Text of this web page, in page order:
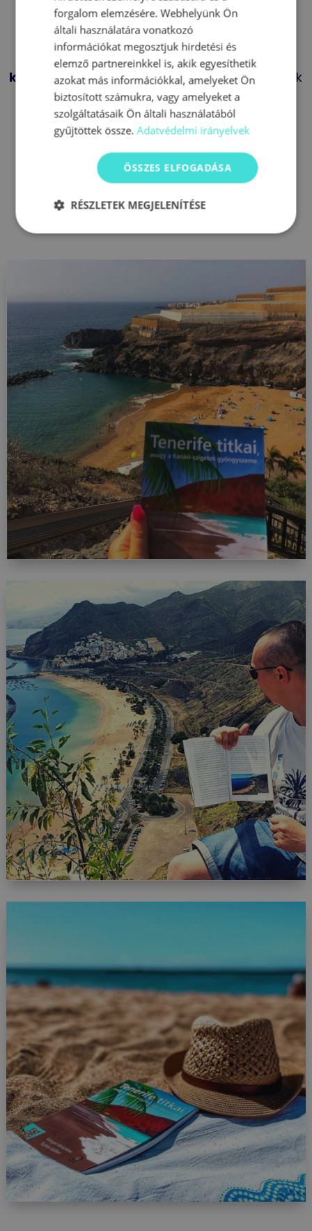
nehéz időszakában.
De ennek ellenére mártöbb tucat képet
kaptunk tőletek, hogy a könyvünkkel fedezitek
fel Tenerife ezer arcát.
Igazán szuper érzés, hogy ennyi pozitív
visszajelzést kapunk.
Ne halogasd szerezd be te is saját
példányod.
forgalom elemzésére. Webhelyünk Ön
általi használatára vonatkozó
információkat megosztjuk hirdetési és
elemző partnereinkkel is, akik egyesíthetik
azokat más információkkal, amelyeket Ön
biztosított számukra, vagy amelyeket a
szolgáltatásaik Ön általi használatából
gyűjtöttek össze.Adatvédelmi irányelvek
ÖSSZES ELFOGADÁSA
RÉSZLETEK MEGJELENÍTÉSE